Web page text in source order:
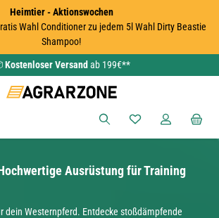
Heimtier - Aktionswochen
Wahl Conditioner zu jedem 5l Wahl Dirty Beastie
Shampoo!
Kostenloser Versand ab 199€**
Du hast 0
Ausrüstung für Training
dein Westernpferd. Entdecke stoßdämpfende